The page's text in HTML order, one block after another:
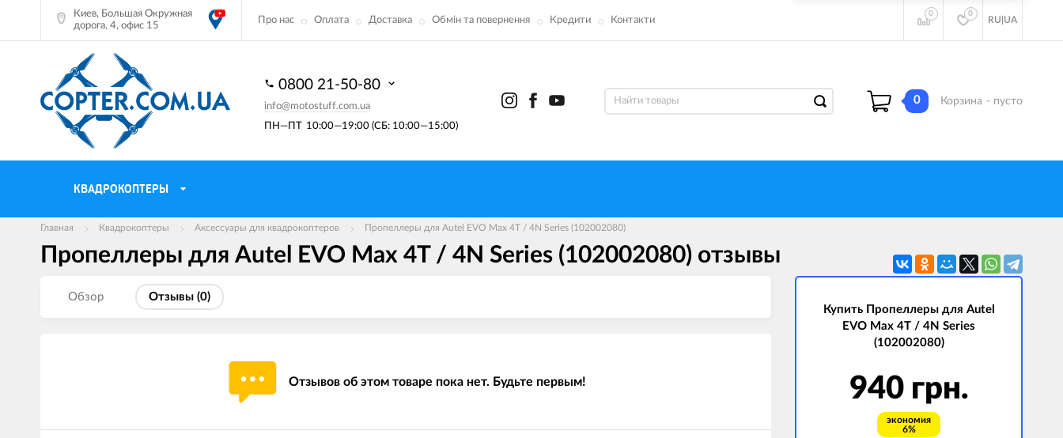
Киев, Большая Окружная
дорога, 4, офис 15
Про нас Оплата Доставка Обмін та повернення Кредити Контакти
0 0
RU UA
ПН—ПТ 10:00—19:00 (СБ: 10:00—15:00)
0800 21-50-80
info@motostuff.com.ua
0 Корзина - пусто
КВАДРОКОПТЕРЫ
Главная Квадрокоптеры Аксессуары для квадрокоптеров Пропеллеры для Autel EVO Max 4T / 4N Series (102002080)
Пропеллеры для Autel EVO Max 4T / 4N Series (102002080) отзывы
Обзор Отзывы (0)
Отзывов об этом товаре пока нет. Будьте первым!
Купить Пропеллеры для Autel
EVO Max 4T / 4N Series
(102002080)
940 грн.
экономия
6%